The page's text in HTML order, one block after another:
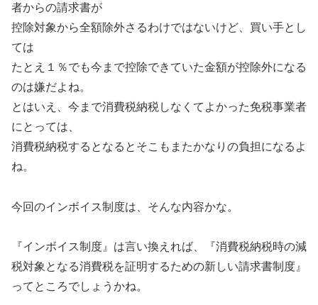
者からの請求書が
控除対象から全額除外さるわけではないけど、買い手とし
ては
たとえ１％でも今まで控除できていた金額が控除外になる
のは嫌だよね。
とはいえ、今まで消費税納税しなくてよかった免税事業者
にとっては、
消費税納税するとなるとそこもまたかなりの負担になるよ
ね。
今回のインボイス制度は、そんな内容かな。
『インボイス制度』は言い換えれば、『消費税納税時の減
税対象となる消費税を証明するための新しい請求書制度』
ってところでしょうかね。